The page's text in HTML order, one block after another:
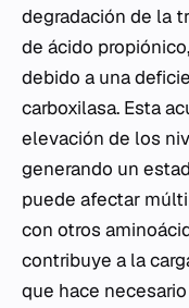
degradación de la
de ácido
debido a una
carboxilasa. Esta
elevación de los
generando un
puede afectar
con otros
contribuye a la
que hace